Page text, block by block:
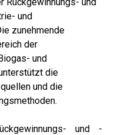
und
zunehmende
der
und
die
und die
und -